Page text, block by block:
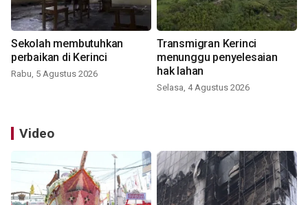
Sekolah membutuhkan
perbaikan di Kerinci
Rabu, 5 Agustus 2026
Transmigran Kerinci
menunggu penyelesaian
hak lahan
Selasa, 4 Agustus 2026
Video